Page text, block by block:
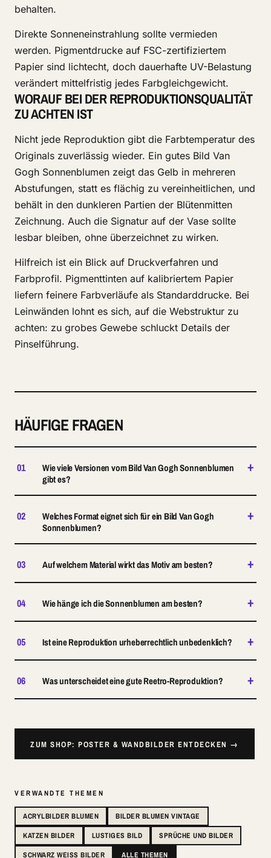
behalten.
Direkte Sonneneinstrahlung sollte vermieden
werden. Pigmentdrucke auf FSC-zertifiziertem
Papier sind lichtecht, doch dauerhafte UV-Belastung
verändert mittelfristig jedes Farbgleichgewicht.
WORAUF BEI DER REPRODUKTIONSQUALITÄT
ZU ACHTEN IST
Nicht jede Reproduktion gibt die Farbtemperatur des
Originals zuverlässig wieder. Ein gutes Bild Van
Gogh Sonnenblumen zeigt das Gelb in mehreren
Abstufungen, statt es flächig zu vereinheitlichen, und
behält in den dunkleren Partien der Blütenmitten
Zeichnung. Auch die Signatur auf der Vase sollte
lesbar bleiben, ohne überzeichnet zu wirken.
Hilfreich ist ein Blick auf Druckverfahren und
Farbprofil. Pigmenttinten auf kalibriertem Papier
liefern feinere Farbverläufe als Standarddrucke. Bei
Leinwänden lohnt es sich, auf die Webstruktur zu
achten: zu grobes Gewebe schluckt Details der
Pinselführung.
HÄUFIGE FRAGEN
01
Wie viele Versionen vom Bild Van Gogh Sonnenblumen
gibt es?
+
02
Welches Format eignet sich für ein Bild Van Gogh
Sonnenblumen?
+
03 Auf welchem Material wirkt das Motiv am besten? +
04 Wie hänge ich die Sonnenblumen am besten? +
05 Ist eine Reproduktion urheberrechtlich unbedenklich? +
06 Was unterscheidet eine gute Reetro-Reproduktion? +
ZUM SHOP: POSTER & WANDBILDER ENTDECKEN →
VERWANDTE THEMEN
ACRYLBILDER BLUMEN
BILDER BLUMEN VINTAGE
KATZEN BILDER
LUSTIGES BILD
SPRÜCHE UND BILDER
SCHWARZ WEISS BILDER
ALLE THEMEN